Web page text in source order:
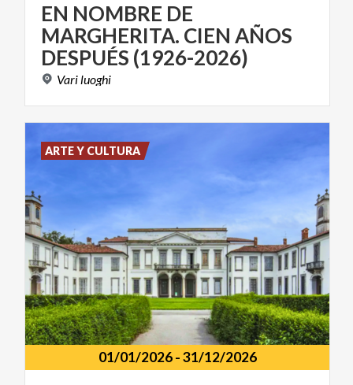
EN NOMBRE DE
MARGHERITA. CIEN AÑOS
DESPUÉS (1926-2026)
Variluoghi
01/01/2026-31/12/2026
ARTE Y CULTURA